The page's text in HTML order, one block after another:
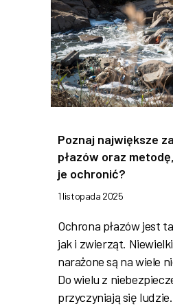
Poznaj największe
płazów oraz
je ochronić?
1 listopada 2025
Ochrona płazów jest
jak i zwierząt.
narażone są na wiele
Do wielu z
przyczyniają się